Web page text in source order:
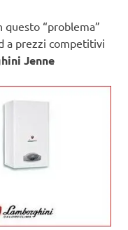
“problema”
a prezzi competitivi
Jenne